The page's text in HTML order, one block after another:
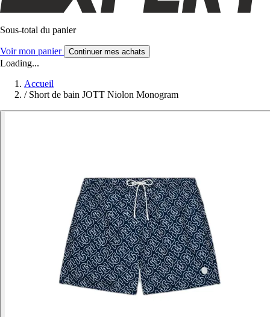
Sous-total du panier
Voir mon panier Continuer mes achats
Loading...
Accueil
/ Short de bain JOTT Niolon Monogram